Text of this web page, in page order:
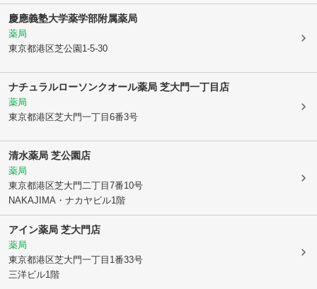
慶應義塾大学薬学部附属薬局
薬局
東京都港区芝公園1-5-30
ナチュラルローソンクオール薬局 芝大門一丁目店
薬局
東京都港区芝大門一丁目6番3号
清水薬局 芝公園店
薬局
東京都港区芝大門二丁目7番10号
NAKAJIMA・ナカヤビル1階
アイン薬局 芝大門店
薬局
東京都港区芝大門一丁目1番33号
三洋ビル1階